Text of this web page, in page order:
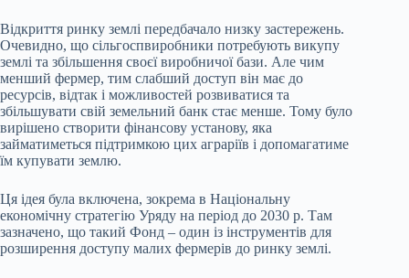
Відкриття ринку землі передбачало низку застережень.
Очевидно, що сільгоспвиробники потребують викупу
землі та збільшення своєї виробничої бази. Але чим
менший фермер, тим слабший доступ він має до
ресурсів, відтак і можливостей розвиватися та
збільшувати свій земельний банк стає менше. Тому було
вирішено створити фінансову установу, яка
займатиметься підтримкою цих аграріїв і допомагатиме
їм купувати землю.
Ця ідея була включена, зокрема в Національну
економічну стратегію Уряду на період до 2030 р. Там
зазначено, що такий Фонд – один із інструментів для
розширення доступу малих фермерів до ринку землі.